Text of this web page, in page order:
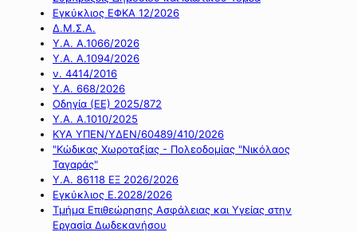
Εγκύκλιος ΕΦΚΑ 12/2026
Δ.Μ.Σ.Α.
Υ.Α. Α.1066/2026
Υ.Α. Α.1094/2026
ν. 4414/2016
Y.A. 668/2026
Οδηγία (ΕΕ) 2025/872
Υ.Α. Α.1010/2025
ΚΥΑ ΥΠΕΝ/ΥΔΕΝ/60489/410/2026
"Κώδικας Χωροταξίας - Πολεοδομίας "Νικόλαος
Ταγαράς"
Υ.Α. 86118 ΕΞ 2026/2026
Εγκύκλιος Ε.2028/2026
Τμήμα Επιθεώρησης Ασφάλειας και Υγείας στην
Εργασία Δωδεκανήσου